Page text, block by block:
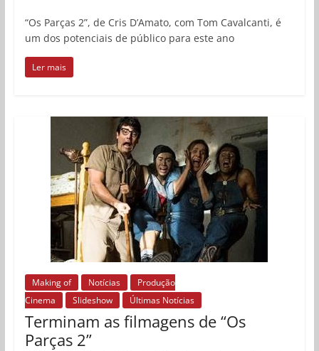
“Os Parças 2”, de Cris D’Amato, com Tom Cavalcanti, é
um dos potenciais de público para este ano
Ler mais
Making of Notícias
Produção
Cinema
Slideshow Últimas Notícias
Terminam as filmagens de “Os
Parças 2”